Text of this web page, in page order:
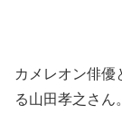
カメレオン俳優
る山田孝之さん